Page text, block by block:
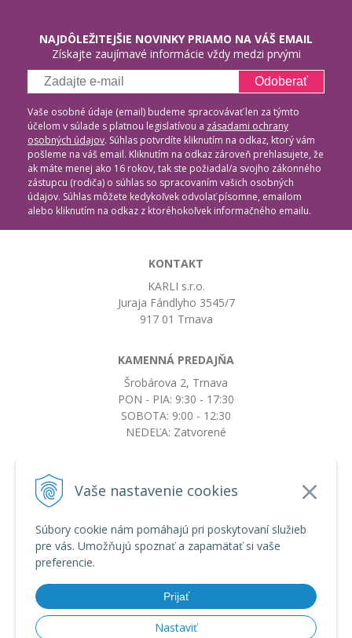
Vaše nastavenie cookies
Súbory cookie nám pomáhajú pri poskytovaní služieb
pre vás. Umožňujú spoznať a zapamätať si vaše
preferencie.
Prijať
Nastaviť
NAJDÔLEŽITEJŠIE NOVINKY PRIAMO NA VÁŠ EMAIL
Získajte zaujímavé informácie vždy medzi prvými
Odoberať
Vaše osobné údaje (email) budeme spracovávať len za týmto
účelom v súlade s platnou legislatívou a zásadami ochrany
osobných údajov. Súhlas potvrdíte kliknutím na odkaz, ktorý vám
pošleme na váš email. Kliknutím na odkaz zároveň prehlasujete, že
ak máte menej ako 16 rokov, tak ste požiadal/a svojho zákonného
zástupcu (rodiča) o súhlas so spracovaním vašich osobných
údajov. Súhlas môžete kedykoľvek odvolať písomne, emailom
alebo kliknutím na odkaz z ktoréhokoľvek informačného emailu.
KONTAKT
KARLI s.r.o.
Juraja Fándlyho 3545/7
917 01 Trnava
KAMENNÁ PREDAJŇA
Šrobárova 2, Trnava
PON - PIA: 9:30 - 17:30
SOBOTA: 9:00 - 12:30
NEDEĽA: Zatvorené
objednavky@botkydorobotky.sk
VŠETKO O NÁKUPE
Ochrana osobných údajov
Možnosti dopravy a platby
Výmena, vrátenie tovaru a reklamácia